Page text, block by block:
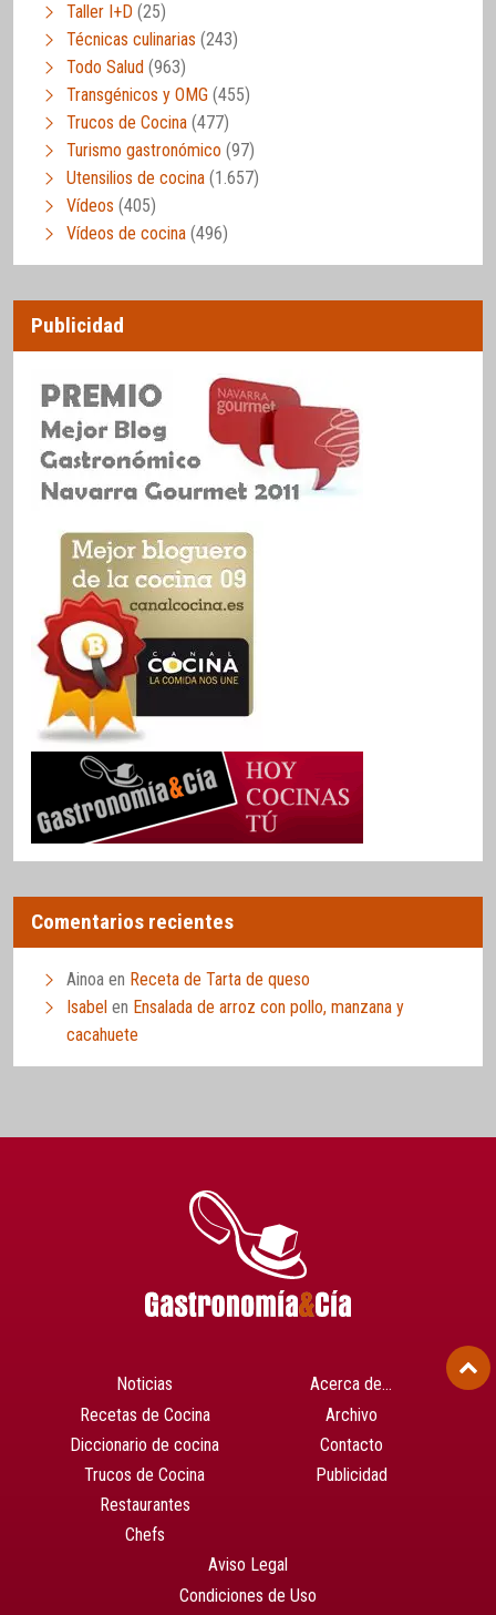
Taller I+D (25)
Técnicas culinarias (243)
Todo Salud (963)
Transgénicos y OMG (455)
Trucos de Cocina (477)
Turismo gastronómico (97)
Utensilios de cocina (1.657)
Vídeos (405)
Vídeos de cocina (496)
Publicidad
Comentarios recientes
Ainoa en Receta de Tarta de queso
Isabel en Ensalada de arroz con pollo, manzana y
cacahuete
Noticias
Recetas de Cocina
Diccionario de cocina
Trucos de Cocina
Restaurantes
Chefs
Acerca de…
Archivo
Contacto
Publicidad
Aviso Legal
Condiciones de Uso